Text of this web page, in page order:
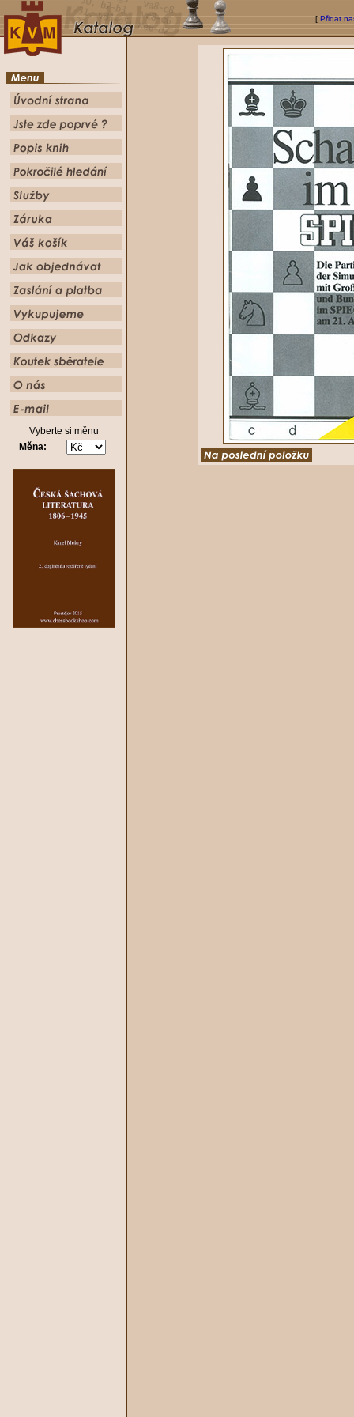
[ Přidat
Vyberte si měnu
Měna: